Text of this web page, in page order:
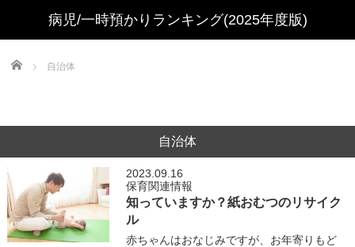
Home 自治体
自治体
2023.09.16
保育関連情報
知っていますか？紙おむつのリサイク
ル
赤ちゃんはおなじみですが、お年寄りもど